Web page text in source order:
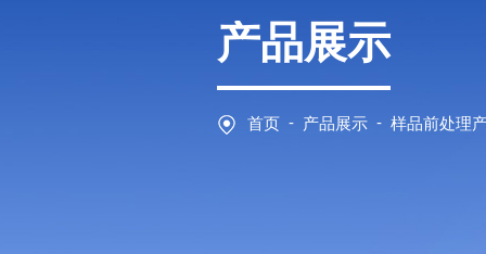
产品展示
首页 - 产品展示 - 样品前处理